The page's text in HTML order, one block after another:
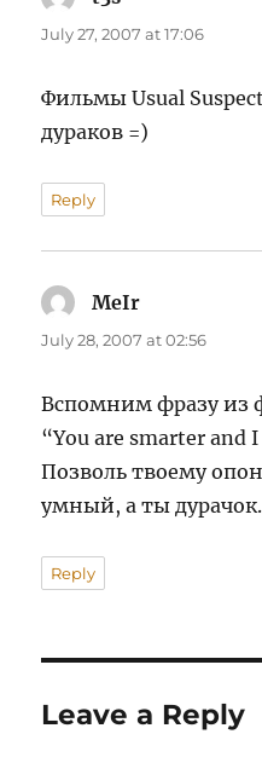
July 27, 2007 at 17:06
Фильмы Usual
дураков =)
Reply
MeIr
July 28, 2007 at 02:56
Вспомним фразу из
“You are smarter and
Позволь твоему
умный, а ты дурачок.
Reply
Leave a Reply